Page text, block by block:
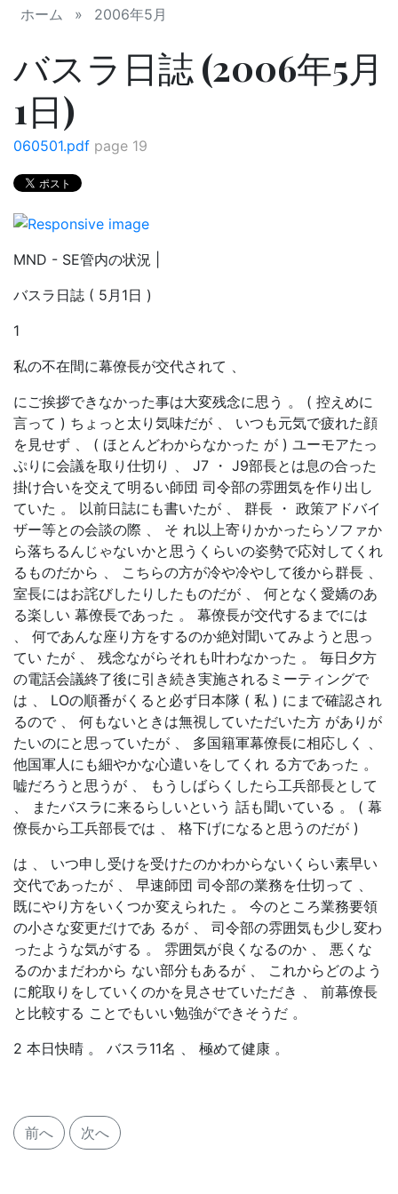
ホーム » 2006年5月
バスラ日誌 (2006年5月
1日)
060501.pdf page 19
MND - SE管内の状況 |
バスラ日誌 ( 5月1日 )
1
私の不在間に幕僚長が交代されて 、
にご挨拶できなかった事は大変残念に思う 。 ( 控えめに
言って ) ちょっと太り気味だが 、 いつも元気で疲れた顔
を見せず 、 ( ほとんどわからなかった が ) ユーモアたっ
ぷりに会議を取り仕切り 、 J7 ・ J9部長とは息の合った
掛け合いを交えて明るい師団 司令部の雰囲気を作り出し
ていた 。 以前日誌にも書いたが 、 群長 ・ 政策アドバイ
ザー等との会談の際 、 そ れ以上寄りかかったらソファか
ら落ちるんじゃないかと思うくらいの姿勢で応対してくれ
るものだから 、 こちらの方が冷や冷やして後から群長 、
室長にはお詫びしたりしたものだが 、 何となく愛嬌のあ
る楽しい 幕僚長であった 。 幕僚長が交代するまでには
、 何であんな座り方をするのか絶対聞いてみようと思っ
てい たが 、 残念ながらそれも叶わなかった 。 毎日夕方
の電話会議終了後に引き続き実施されるミーティングで
は 、 LOの順番がくると必ず日本隊 ( 私 ) にまで確認され
るので 、 何もないときは無視していただいた方 がありが
たいのにと思っていたが 、 多国籍軍幕僚長に相応しく 、
他国軍人にも細やかな心遣いをしてくれ る方であった 。
嘘だろうと思うが 、 もうしばらくしたら工兵部長として
、 またバスラに来るらしいという 話も聞いている 。 ( 幕
僚長から工兵部長では 、 格下げになると思うのだが )
は 、 いつ申し受けを受けたのかわからないくらい素早い
交代であったが 、 早速師団 司令部の業務を仕切って 、
既にやり方をいくつか変えられた 。 今のところ業務要領
の小さな変更だけであ るが 、 司令部の雰囲気も少し変わ
ったような気がする 。 雰囲気が良くなるのか 、 悪くな
るのかまだわから ない部分もあるが 、 これからどのよう
に舵取りをしていくのかを見させていただき 、 前幕僚長
と比較する ことでもいい勉強ができそうだ 。
2 本日快晴 。 バスラ11名 、 極めて健康 。
前へ 次へ